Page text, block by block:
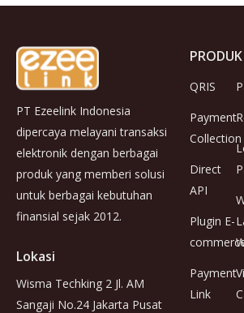
PT Ezeelink Indonesia
dipercaya melayani transaksi
elektronik dengan berbagai
produk yang memberi solusi
untuk berbagai kebutuhan
finansial sejak 2012.
Lokasi
Wisma Techking 2 Jl. AM
Sangaji No.24 Jakarta Pusat
PRODUK
QRIS
Payment
Collection
Direct
API
Plugin E-
Payment
Link